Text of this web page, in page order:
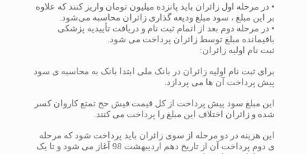
• در مرحله اول زائران باید پانزده میلیون تومان واریز کنند که علاوه
بر این مبلغ ، سود مبلغ ودیعه گذاری زائران محاسبه می‌شود.
• در مرحله دوم بعد از اتمام ثبت نام و دریافت تأییدیه پزشکی
باقیمانده مبلغ توسط زائران پرداخت می شود.
ثبت نام اولیه زائران:
برای ثبت نام اولیه زائران در بانک ملی ابتدا بانک به محاسبه ی سود
پیش پرداخت آن ها می پردازد.
این مبلغ سود پیش پرداخت از کل قیمت فیش حج تمتع کاروان کسر
شده و زائران اختلاف این مبلغ را پرداخت می کنند.
این هزینه در دو مرحله از سوی زائران باید پرداخت شود که مرحله
ی دوم پرداخت آن از تاریخ دهم اردیبهشت 98 آغاز می شود و تا یک